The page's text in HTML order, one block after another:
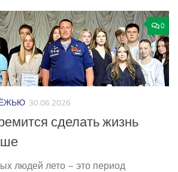
0
30.06.2026
сделать жизнь
людей лето – это период